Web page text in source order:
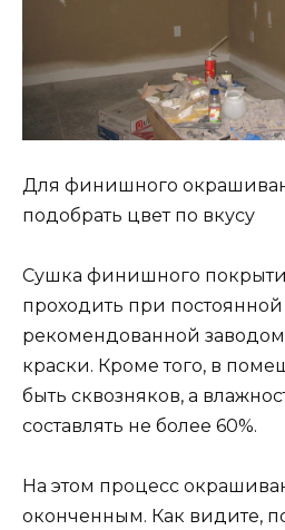
Для финишного
подобрать цвет по вкусу
Сушка финишного
проходить при постоянной
рекомендованной
краски. Кроме того, в
быть сквозняков, а
составлять не более 60%.
На этом процесс
оконченным. Как видите,